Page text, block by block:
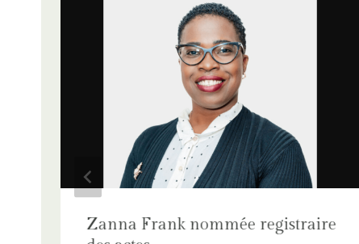
Zanna Frank nommée registraire